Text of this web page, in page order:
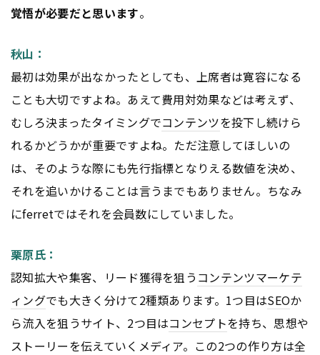
覚悟が必要だと思います。
秋山：
最初は効果が出なかったとしても、上席者は寛容になる
ことも大切ですよね。あえて費用対効果などは考えず、
むしろ決まったタイミングでコンテンツを投下し続けら
れるかどうかが重要ですよね。ただ注意してほしいの
は、そのような際にも先行指標となりえる数値を決め、
それを追いかけることは言うまでもありません。ちなみ
にferretではそれを会員数にしていました。
栗原氏：
認知拡大や集客、リード獲得を狙う コンテンツマーケテ
ィングでも大きく分けて2種類あります。1つ目はSEOか
ら流入を狙うサイト、2つ目はコンセプトを持ち、思想や
ストーリーを伝えていくメディア。この2つの作り方は全